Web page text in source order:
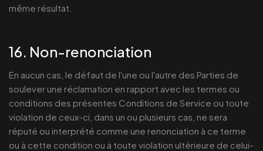
même résultat.
16. Non-renonciation
En aucun cas, le défaut de l'une ou l'autre des Parties de
soulever une réclamation en rapport avec les termes ou
conditions des présentes Conditions de Service ou toute
violation de ceux-ci, dans un ou plusieurs cas, ne sera
réputé ou interprété comme une renonciation à ce terme
ou à cette condition ou à toute violation ultérieure de celui-